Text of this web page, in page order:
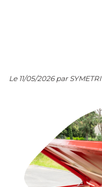
Le 11/05/2026 par SYMETRI